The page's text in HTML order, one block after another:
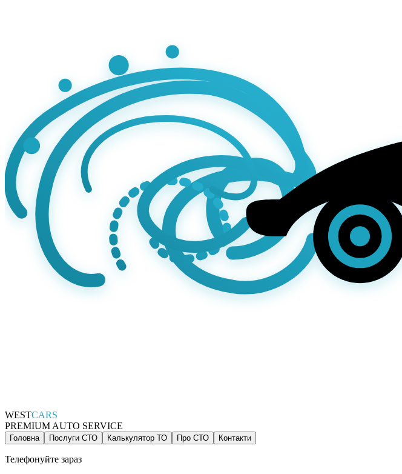
WESTCARS
PREMIUM AUTO SERVICE
Головна Послуги СТО Калькулятор ТО Про СТО Контакти
Телефонуйте зараз